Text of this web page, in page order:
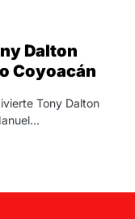
Dalton
Coyoacán
Tony Dalton